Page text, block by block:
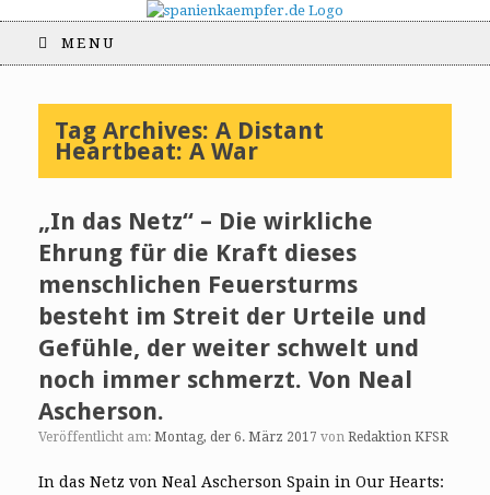
MENU
Tag Archives: A Distant
Heartbeat: A War
„In das Netz“ – Die wirkliche
Ehrung für die Kraft dieses
menschlichen Feuersturms
besteht im Streit der Urteile und
Gefühle, der weiter schwelt und
noch immer schmerzt. Von Neal
Ascherson.
Veröffentlicht am: Montag, der 6. März 2017 von Redaktion KFSR
In das Netz von Neal Ascherson Spain in Our Hearts: